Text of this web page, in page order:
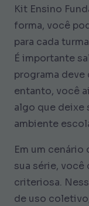
Kit Ensino
forma, você
para cada
É importante
programa
entanto, você
algo que deixe
ambiente
Em um
sua série, você
criteriosa.
de uso